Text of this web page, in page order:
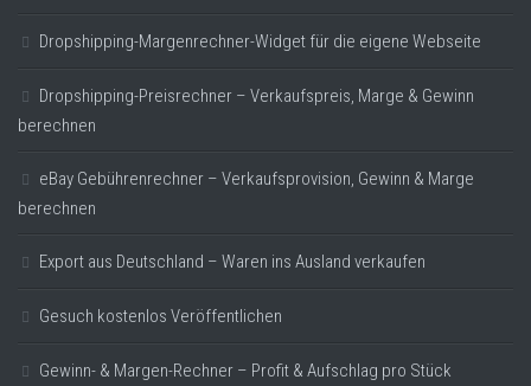
Dropshipping-Margenrechner-Widget für die eigene Webseite
Dropshipping-Preisrechner – Verkaufspreis, Marge & Gewinn
berechnen
eBay Gebührenrechner – Verkaufsprovision, Gewinn & Marge
berechnen
Export aus Deutschland – Waren ins Ausland verkaufen
Gesuch kostenlos Veröffentlichen
Gewinn- & Margen-Rechner – Profit & Aufschlag pro Stück